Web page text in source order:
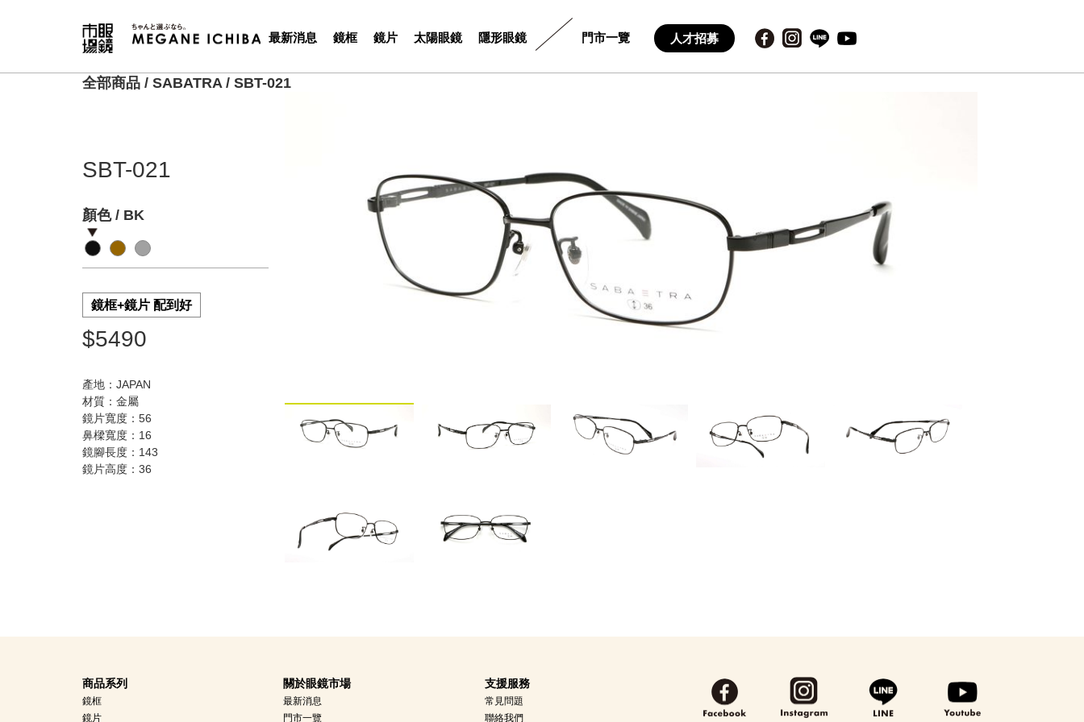
最新消息 鏡框 鏡片 太陽眼鏡 隱形眼鏡 門市一覽 人才招募
全部商品 / SABATRA/ SBT-021
SBT-021
顏色 / BK
鏡框+鏡片 配到好
$5490
產地：JAPAN
材質：金屬
鏡片寬度：56
鼻樑寬度：16
鏡腳長度：143
鏡片高度：36
商品系列
鏡框
鏡片
關於眼鏡市場
最新消息
門市一覽
支援服務
常見問題
聯絡我們